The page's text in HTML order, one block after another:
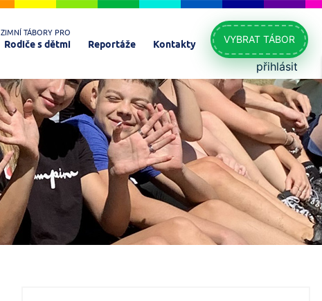
ZIMNÍ TÁBORY PRO
Rodiče s dětmi Reportáže Kontakty VYBRAT TÁBOR
přihlásit